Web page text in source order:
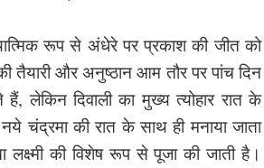
रूप से अंधेरे पर प्रकाश की जीत को
तैयारी और अनुष्ठान आम तौर पर पांच दिन
लेकिन दिवाली का मुख्य त्योहार रात के
चंद्रमा की रात के साथ ही मनाया जाता
लक्ष्मी की विशेष रूप से पूजा की जाती है।